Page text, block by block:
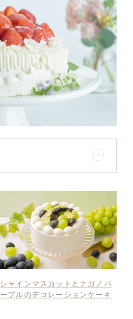
シャインマスカットとナガノパ
ープルのデコレーションケーキ